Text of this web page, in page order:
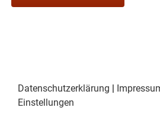
Datenschutzerklärung |
Einstellungen